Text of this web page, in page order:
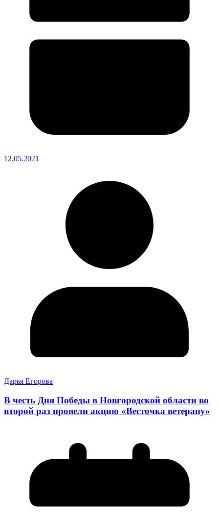
12.05.2021
Дарья Егорова
В честь Дня Победы в Новгородской области во
второй раз провели акцию «Весточка ветерану»